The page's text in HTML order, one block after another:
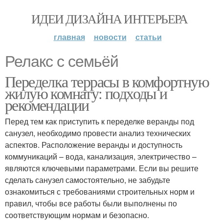
ИДЕИ ДИЗАЙНА ИНТЕРЬЕРА
главная новости статьи
Релакс с семьёй
Переделка террасы в комфортную
жилую комнату: подходы и
рекомендации
Перед тем как приступить к переделке веранды под
санузел, необходимо провести анализ технических
аспектов. Расположение веранды и доступность
коммуникаций – вода, канализация, электричество –
являются ключевыми параметрами. Если вы решите
сделать санузел самостоятельно, не забудьте
ознакомиться с требованиями строительных норм и
правил, чтобы все работы были выполнены по
соответствующим нормам и безопасно.